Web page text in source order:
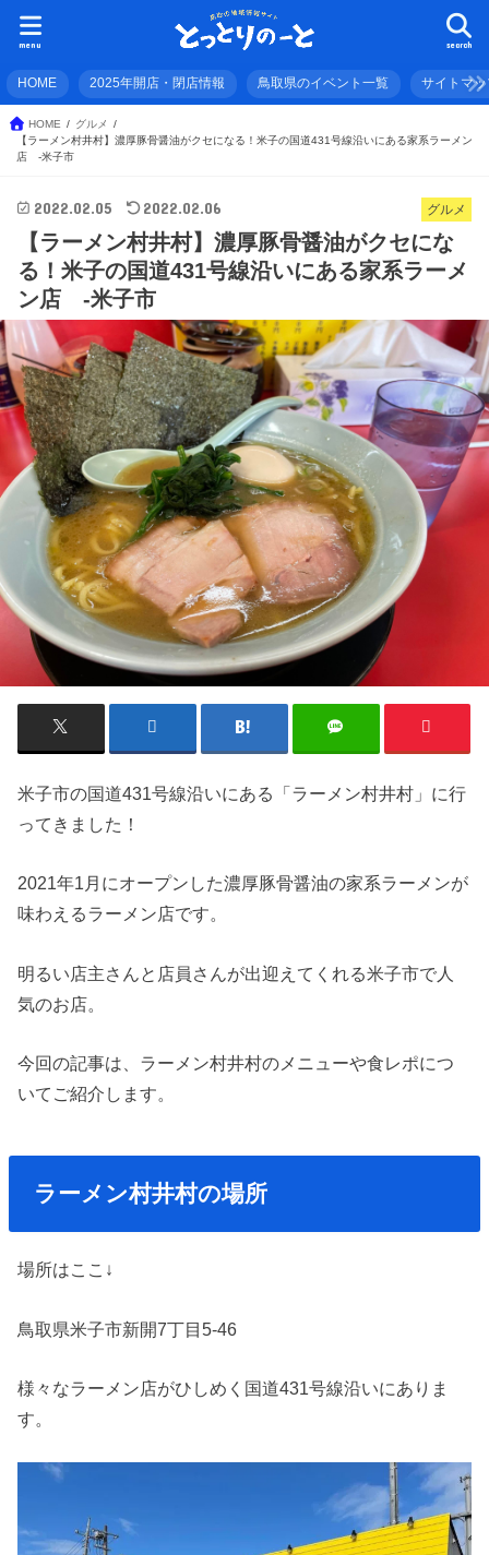
search
menu
HOME 2025年開店・閉店情報 鳥取県のイベント一覧 サイトマッ
HOME
グルメ
【ラーメン村井村】濃厚豚骨醤油がクセになる！米子の国道431号線沿いにある家系ラーメン
店 -米子市
グルメ
2022.02.05 2022.02.06
【ラーメン村井村】濃厚豚骨醤油がクセにな
る！米子の国道431号線沿いにある家系ラーメ
ン店 -米子市
米子市の国道431号線沿いにある「ラーメン村井村」に行
ってきました！
2021年1月にオープンした濃厚豚骨醤油の家系ラーメンが
味わえるラーメン店です。
明るい店主さんと店員さんが出迎えてくれる米子市で人
気のお店。
今回の記事は、ラーメン村井村のメニューや食レポにつ
いてご紹介します。
ラーメン村井村の場所
場所はここ↓
鳥取県米子市新開7丁目5-46
様々なラーメン店がひしめく国道431号線沿いにありま
す。